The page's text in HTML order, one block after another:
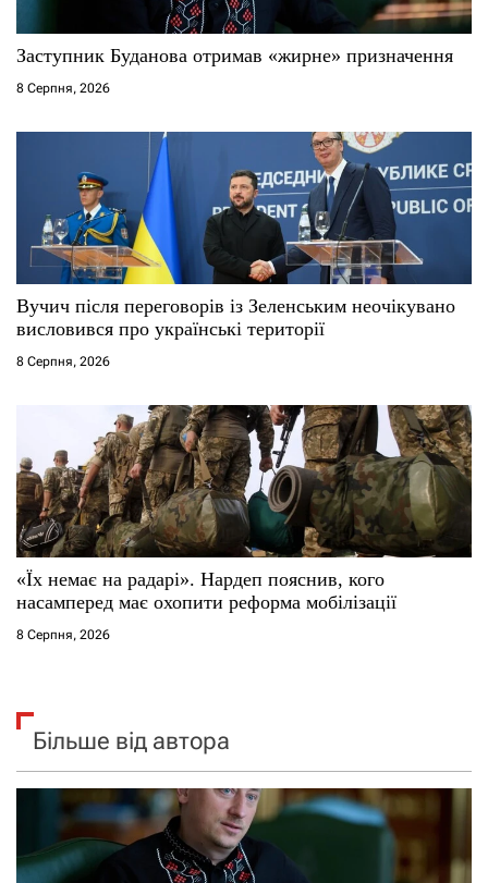
с
і
Заступник Буданова отримав «жирне» призначення
8 Серпня, 2026
Вучич після переговорів із Зеленським неочікувано
висловився про українські території
8 Серпня, 2026
«Їх немає на радарі». Нардеп пояснив, кого
насамперед має охопити реформа мобілізації
8 Серпня, 2026
Більше від автора